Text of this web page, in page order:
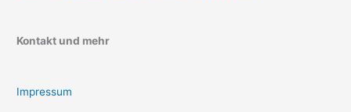
Kontakt und mehr
Impressum